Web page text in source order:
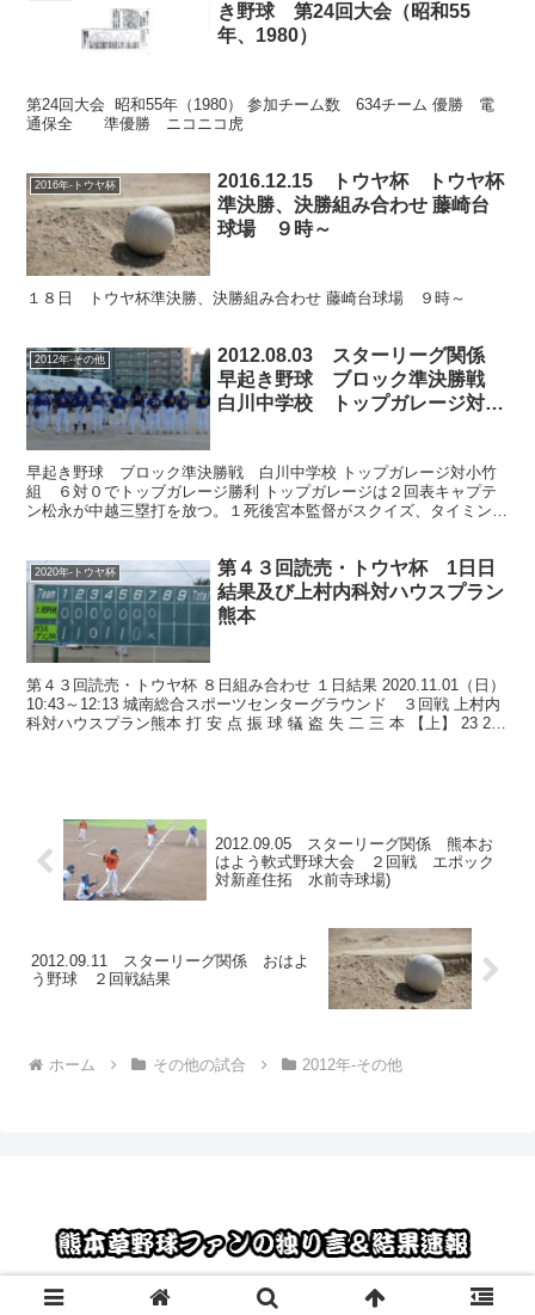
き野球 第24回大会（昭和55
年、1980）
第24回大会 昭和55年（1980） 参加チーム数 634チーム 優勝 電
通保全 準優勝 ニコニコ虎
2016年-トウヤ杯
2016.12.15 トウヤ杯 トウヤ杯
準決勝、決勝組み合わせ 藤崎台
球場 ９時～
１８日 トウヤ杯準決勝、決勝組み合わせ 藤崎台球場 ９時～
2012年-その他
2012.08.03 スターリーグ関係
早起き野球 ブロック準決勝戦
白川中学校 トップガレージ対小
早起き野球 ブロック準決勝戦 白川中学校 トップガレージ対小竹
組 ６対０でトッブガレージ勝利 トップガレージは２回表キャプテ
ン松永が中越三塁打を放つ。１死後宮本監督がスクイズ、タイミング
2020年-トウヤ杯
第４３回読売・トウヤ杯 1日日
結果及び上村内科対ハウスプラン
熊本
第４３回読売・トウヤ杯 ８日組み合わせ １日結果 2020.11.01（日）
10:43～12:13 城南総合スポーツセンターグラウンド ３回戦 上村内
科対ハウスプラン熊本 打 安 点 振 球 犠 盗 失 二 三 本 【上】 23 2 0
2012.09.05 スターリーグ関係 熊本お
はよう軟式野球大会 ２回戦 エポック
対新産住拓 水前寺球場)
2012.09.11 スターリーグ関係 おはよ
う野球 ２回戦結果
ホーム その他の試合 2012年-その他
© 2012 熊本草野球ファンの独り言＆結果速報.